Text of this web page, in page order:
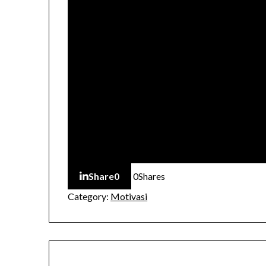
Share0 0Shares
Category: Motivasi